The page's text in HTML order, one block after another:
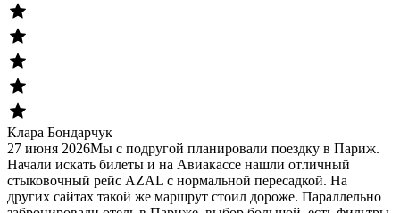
Клара Бондарчук
27 июня 2026Мы с подругой планировали поездку в Париж.
Начали искать билеты и на Авиакассе нашли отличный
стыковочный рейс AZAL с нормальной пересадкой. На
других сайтах такой же маршрут стоил дороже. Параллельно